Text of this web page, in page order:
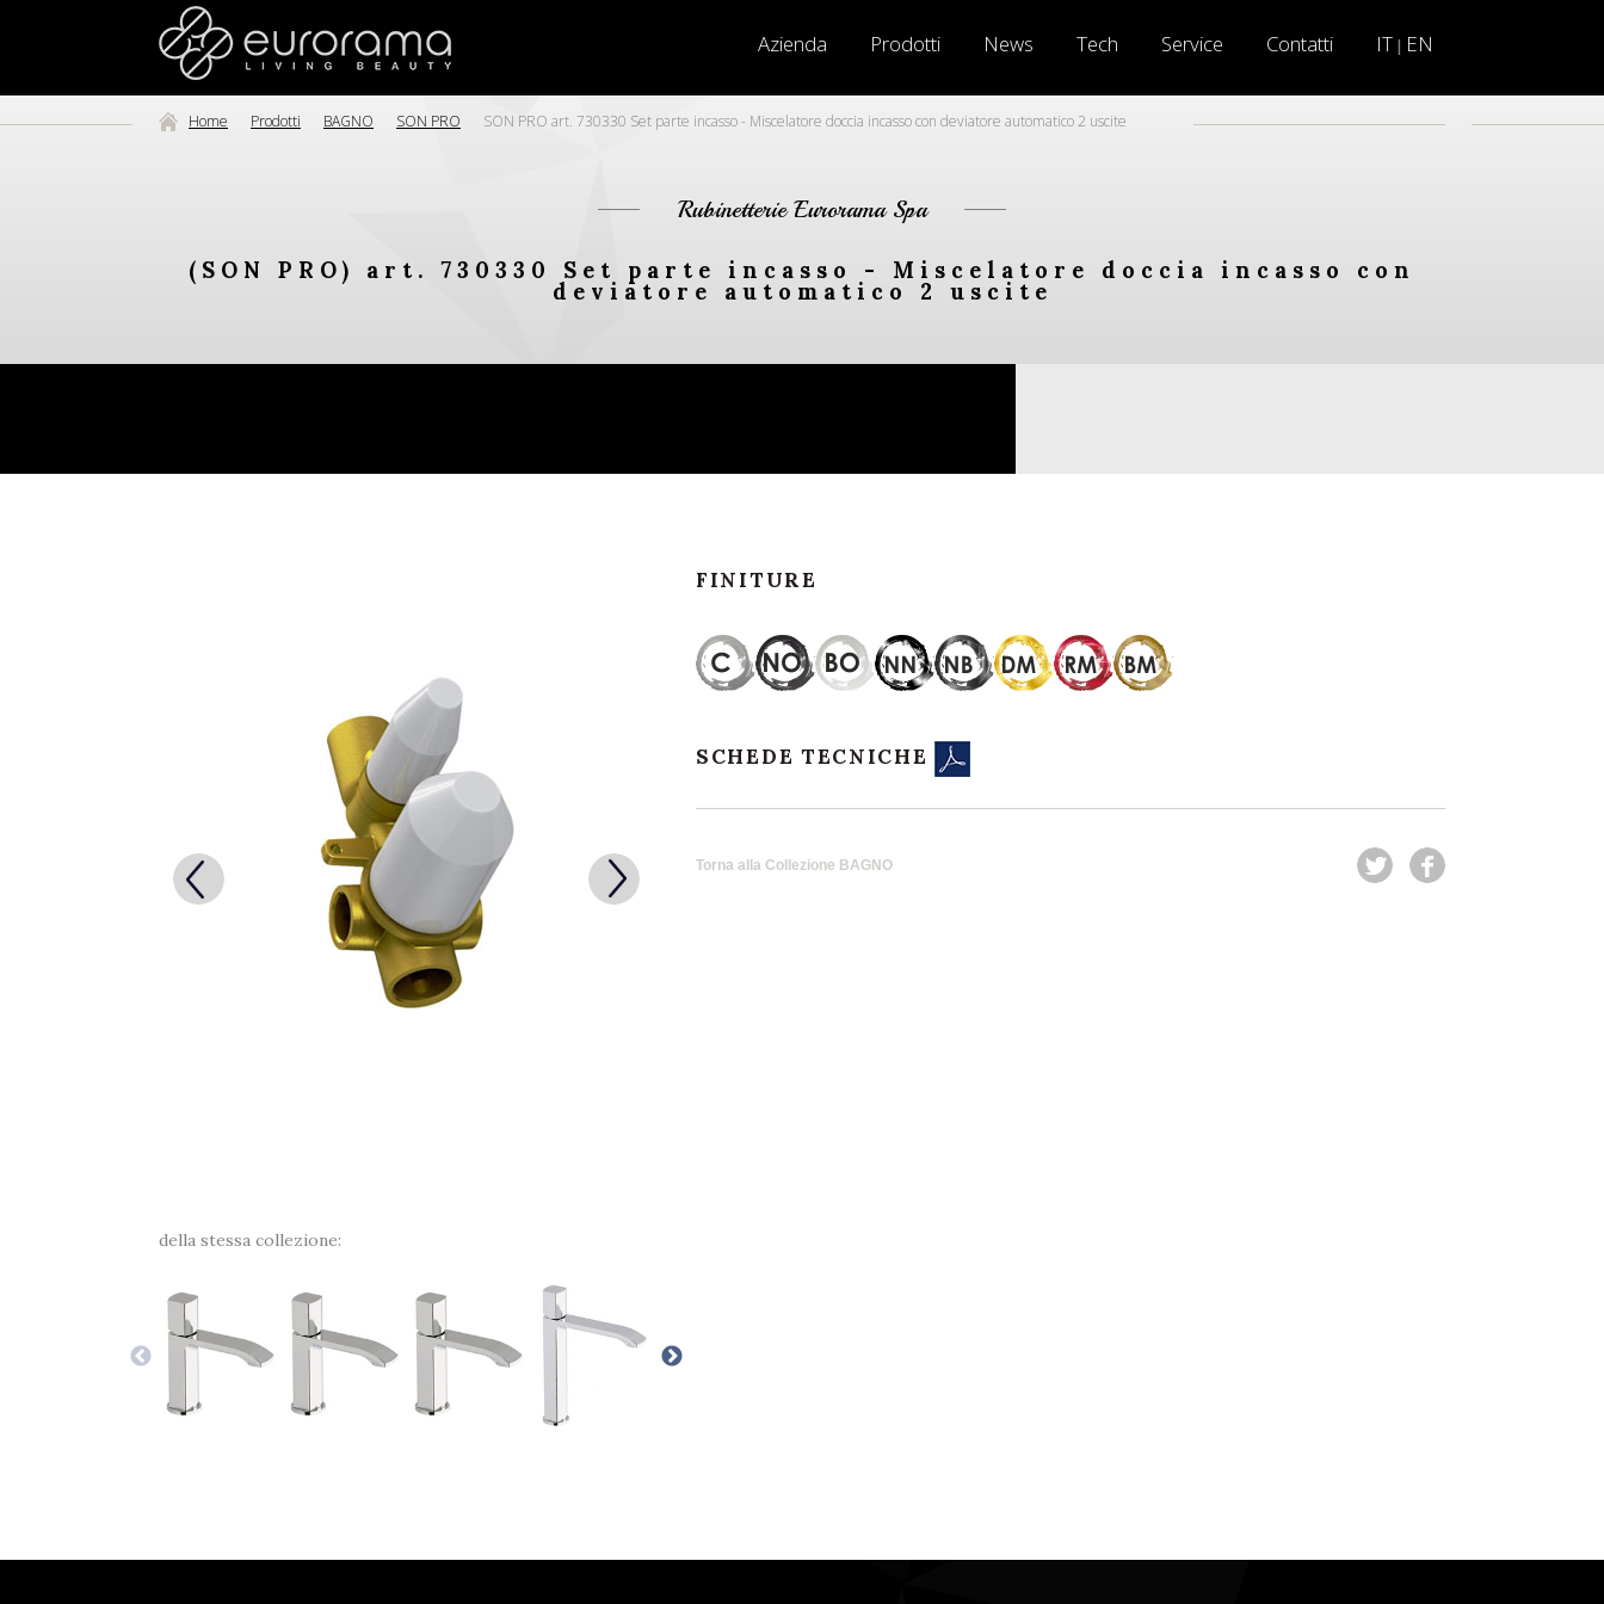
Azienda Prodotti News Tech Service Contatti IT | EN
Home Prodotti BAGNO SON PRO SON PRO art. 730330 Set parte incasso - Miscelatore doccia incasso con deviatore automatico 2 uscite
Rubinetterie Eurorama Spa
(SON PRO) art. 730330 Set parte incasso - Miscelatore doccia incasso con
deviatore automatico 2 uscite
della stessa collezione:
FINITURE
SCHEDE TECNICHE
Torna alla Collezione BAGNO